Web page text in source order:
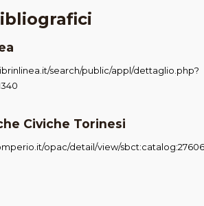
search/public/appl/dettaglio.php?
Civiche Torinesi
opac/detail/view/